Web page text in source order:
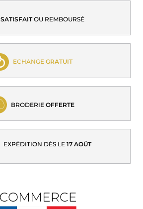
SATISFAITOU REMBOURSÉ
ECHANGE GRATUIT
BRODERIE OFFERTE
EXPÉDITION DÈS LE 17 AOÛT